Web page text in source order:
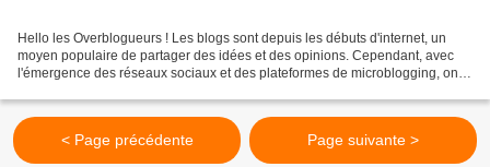
Hello les Overblogueurs ! Les blogs sont depuis les débuts d'internet, un
moyen populaire de partager des idées et des opinions. Cependant, avec
l'émergence des réseaux sociaux et des plateformes de microblogging, on
< Page précédente Page suivante >